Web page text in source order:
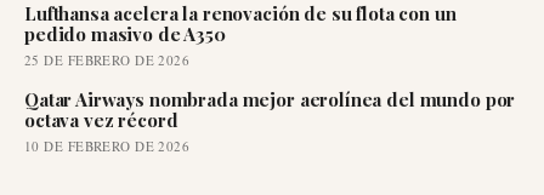
Lufthansa acelera la renovación de su flota con un
pedido masivo de A350
25 DE FEBRERO DE 2026
Qatar Airways nombrada mejor aerolínea del mundo por
octava vez récord
10 DE FEBRERO DE 2026